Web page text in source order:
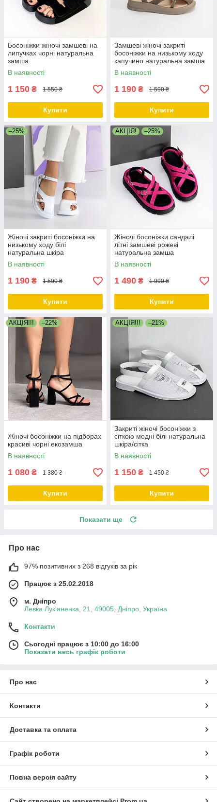
Босоніжки жіночі замшеві на
липучках чорні натуральна
замша
В наявності
1 150 ₴ 1 550 ₴
Купити
Замшеві жіночі закриті
босоніжки на низькому ходу
капучино натуральна замша
В наявності
1 190 ₴ 1 590 ₴
Купити
–25%
Жіночі закриті босоніжки на
низькому ходу білі
натуральна шкіра
В наявності
1 190 ₴ 1 590 ₴
Купити
АКЦІЯ! –25%
Жіночі босоніжки сандалі
літні замшеві рожеві
натуральна замша
В наявності
1 490 ₴ 1 990 ₴
Купити
АКЦІЯ!!! –22%
Жіночі босоніжки на підборах
красиві чорні екозамша
В наявності
1 080 ₴ 1 380 ₴
Купити
АКЦІЯ!!! –21%
Закриті жіночі босоніжки з
сіткою модні білі натуральна
шкіра/сітка
В наявності
1 150 ₴ 1 450 ₴
Купити
Показати ще
Про нас
97% позитивних з 268 відгуків за рік
Працює з 25.02.2018
м. Дніпро
Левка Лук'яненка, 21, 49005, Дніпро, Україна
Контакти
Сьогодні працює з 10:00 до 16:00
Показати весь графік роботи
Про нас
Контакти
Доставка та оплата
Графік роботи
Повна версія сайту